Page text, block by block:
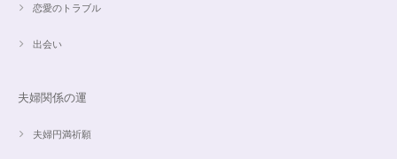
恋愛のトラブル
出会い
夫婦関係の運
夫婦円満祈願